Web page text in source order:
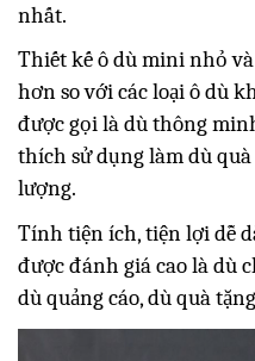
nhất.
Thiết kế ô dù mini nhỏ
hơn so với các loại ô dù
được gọi là dù thông
thích sử dụng làm dù
lượng.
Tính tiện ích, tiện lợi dễ
được đánh giá cao là dù
dù quảng cáo, dù quà